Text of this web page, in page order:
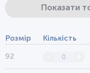
Показати
Розмір Кількість
92